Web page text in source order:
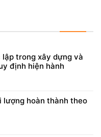
trong xây dựng và
định hiện hành
lượng hoàn thành theo